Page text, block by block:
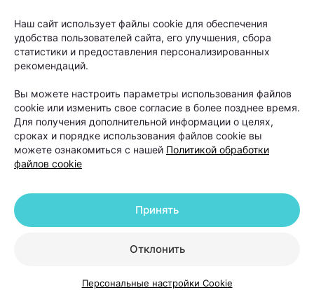
нужно обращаться к
трихологу?
На расческе остается все больше волос, пробор
становится шире, а в интернете советуют то
витамины, то шампуни от выпадения, то
очередной «чудо-БАД». Но что делать, чтобы
врачом-косметологом и дерматологом,
основателем и руководителем Центра
косметологии и дерматологии KODERM
когда стоит обратиться к специалисту, какие
Наш сайт использует файлы cookie для обеспечения
удобства пользователей сайта, его улучшения, сбора
статистики и предоставления персонализированных
рекомендаций.
Вы можете настроить параметры использования файлов
cookie или изменить свое согласие в более позднее время.
Для получения дополнительной информации о целях,
сроках и порядке использования файлов cookie вы
можете ознакомиться с нашей Политикой обработки
файлов cookie
Отклонить
Принять
Персональные настройки Cookie